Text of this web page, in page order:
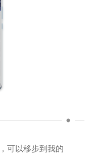
可以移步到我的